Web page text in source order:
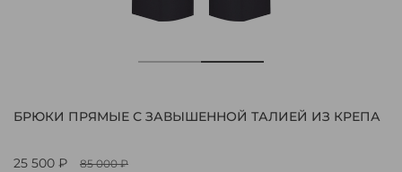
БРЮКИ ПРЯМЫЕ С ЗАВЫШЕННОЙ ТАЛИЕЙ ИЗ КРЕПА
25 500 ₽ 85 000 ₽